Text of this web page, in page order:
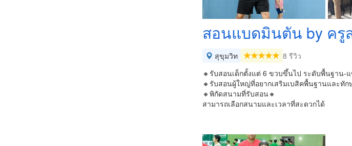
สอนแบดมินตัน by ค
สุขุมวิท
8 รีวิว
🔸รับสอนเด็กตั้งแต่ 6 ขวบขึ้นไป ระดับพื้นฐาน-
🔸รับสอนผู้ใหญ่ที่อยากเสริมเบสิคพื้นฐานและทั
🔸พิกัดสนามที่รับสอน🔸
สามารถเลือกสนามและเวลาที่สะดวกได้